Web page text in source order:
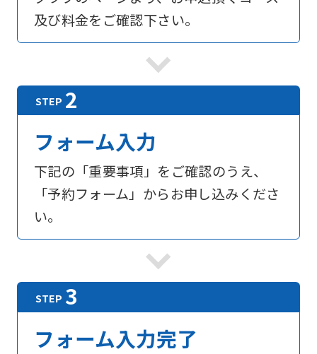
及び料金をご確認下さい。
フォーム入力
下記の「重要事項」をご確認のうえ、
「予約フォーム」からお申し込みくださ
い。
フォーム入力完了